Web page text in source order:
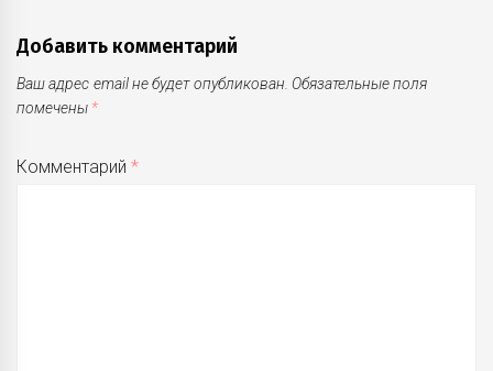
Добавить комментарий
Ваш адрес email не будет опубликован. Обязательные поля
помечены *
Комментарий*